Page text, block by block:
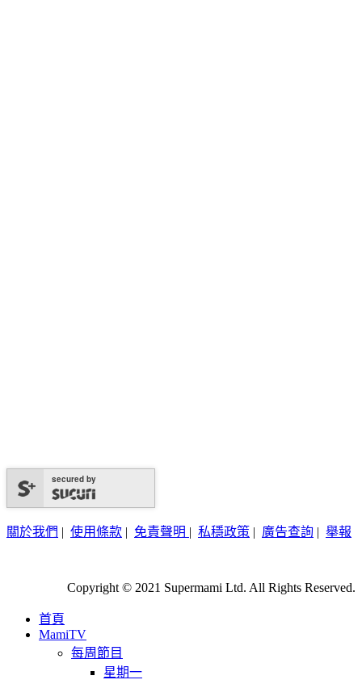
secured by
關於我們 | 使用條款 | 免責聲明 | 私穩政策 | 廣告查詢 | 舉報
Copyright © 2021 Supermami Ltd. All Rights Reserved.
首頁
MamiTV
每周節目
星期一